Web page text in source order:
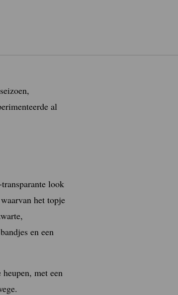
al
look
het topje
en een
met een